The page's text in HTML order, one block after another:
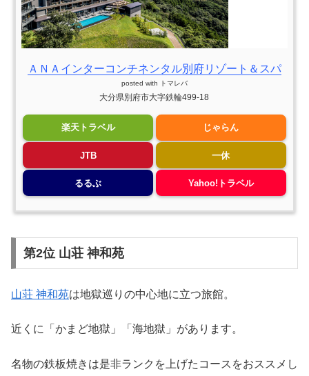
ＡＮＡインターコンチネンタル別府リゾート＆スパ
posted with トマレバ
大分県別府市大字鉄輪499-18
楽天トラベル じゃらん
JTB 一休
るるぶ Yahoo!トラベル
第2位 山荘 神和苑
山荘 神和苑は地獄巡りの中心地に立つ旅館。
近くに「かまど地獄」「海地獄」があります。
名物の鉄板焼きは是非ランクを上げたコースをおススメし